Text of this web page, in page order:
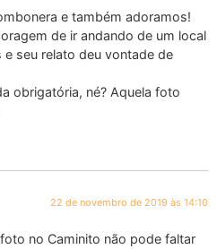
e também adoramos!
de ir andando de um local
seu relato deu vontade de
obrigatória, né? Aquela foto
22 de novembro de 2019 às 14:10
no Caminito não pode faltar